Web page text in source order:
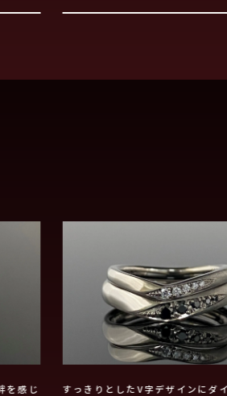
を感じ
すっきりとしたV字デザインにダ